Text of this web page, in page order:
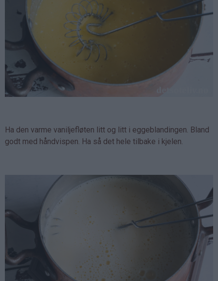
Ha den varme vaniljefløten litt og litt i eggeblandingen. Bland
godt med håndvispen. Ha så det hele tilbake i kjelen.